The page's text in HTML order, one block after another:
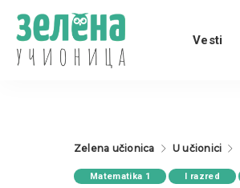
Vesti
Zelena učionica U učionici
Matematika 1 I razred